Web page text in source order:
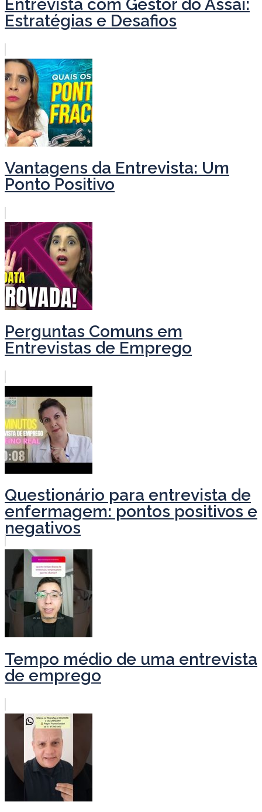
Entrevista com Gestor do Assaí:
Estratégias e Desafios
Vantagens da Entrevista: Um
Ponto Positivo
Perguntas Comuns em
Entrevistas de Emprego
Questionário para entrevista de
enfermagem: pontos positivos e
negativos
Tempo médio de uma entrevista
de emprego